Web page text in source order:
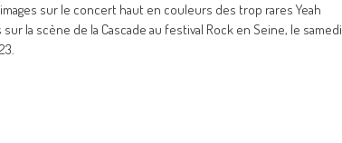
sur le concert haut en couleurs des trop rares Yeah
sur la scène de la Cascade au festival Rock en Seine, le samedi